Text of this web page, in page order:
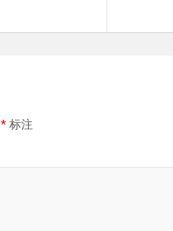
* 标注